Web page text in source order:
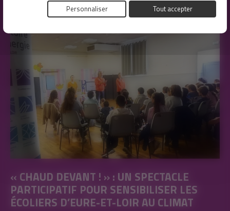
Tout accepter
Personnaliser
« CHAUD DEVANT ! » : UN SPECTACLE
PARTICIPATIF POUR SENSIBILISER LES
ÉCOLIERS D’EURE-ET-LOIR AU CLIMAT